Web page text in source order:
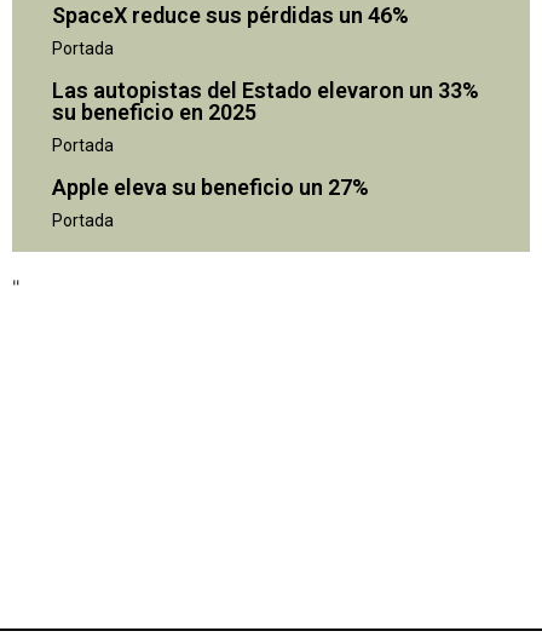
SpaceX reduce sus pérdidas un 46%
Portada
Las autopistas del Estado elevaron un 33%
su beneficio en 2025
Portada
Apple eleva su beneficio un 27%
Portada
"